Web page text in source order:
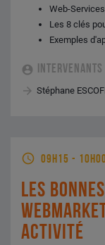
Web-
Les 8 clés
Exemples
INTERVENANTS
Stéphane
09H15 -
LES
ACTIVITÉ